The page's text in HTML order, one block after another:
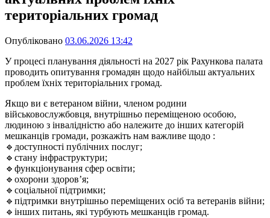
територіальних громад
Опубліковано 03.06.2026 13:42
У процесі планування діяльності на 2027 рік Рахункова палата
проводить опитування громадян щодо найбільш актуальних
проблем їхніх територіальних громад.
Якщо ви є ветераном війни, членом родини
військовослужбовця, внутрішньо переміщеною особою,
людиною з інвалідністю або належите до інших категорій
мешканців громади, розкажіть нам важливе щодо :
🔹доступності публічних послуг;
🔹стану інфраструктури;
🔹функціонування сфер освіти;
🔹охорони здоров’я;
🔹соціальної підтримки;
🔹підтримки внутрішньо переміщених осіб та ветеранів війни;
🔹інших питань, які турбують мешканців громад.